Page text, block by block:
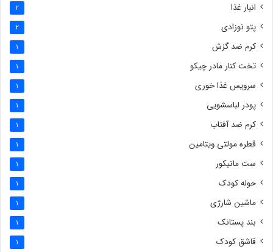
انبار غذا 2
پتو نوزادی 2
کرم ضد گزش 1
تخت کنار مادر چیکو 1
سرویس غذا خوری 1
پودر لباسشویی 1
کرم ضد آفتاب 1
قطره مولتی ویتامین 1
ست مانیکور 1
حوله کودک 1
ماشین شارژی 1
بند پستانک 1
قاشق کودک 1